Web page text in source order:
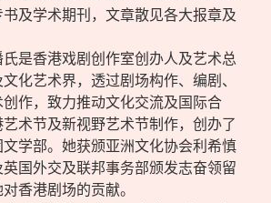
及学术期刊，文章散见各大报章及
是香港戏剧创作室创办人及艺术总
化艺术界，透过剧场构作、编剧、
作，致力推动文化交流及国际合
术节及新视野艺术节制作，创办了
学部。她获颁亚洲文化协会利希慎
国外交及联邦事务部颁发志奋领留
香港剧场的贡献。